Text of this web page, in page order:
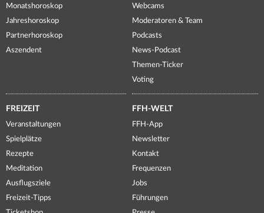
Monatshoroskop
Jahreshoroskop
Partnerhoroskop
Aszendent
Webcams
Moderatoren & Team
Podcasts
News-Podcast
Themen-Ticker
Voting
FREIZEIT
Veranstaltungen
Spielplätze
Rezepte
Meditation
Ausflugsziele
Freizeit-Tipps
FFH-WELT
FFH-App
Newsletter
Kontakt
Frequenzen
Jobs
Führungen